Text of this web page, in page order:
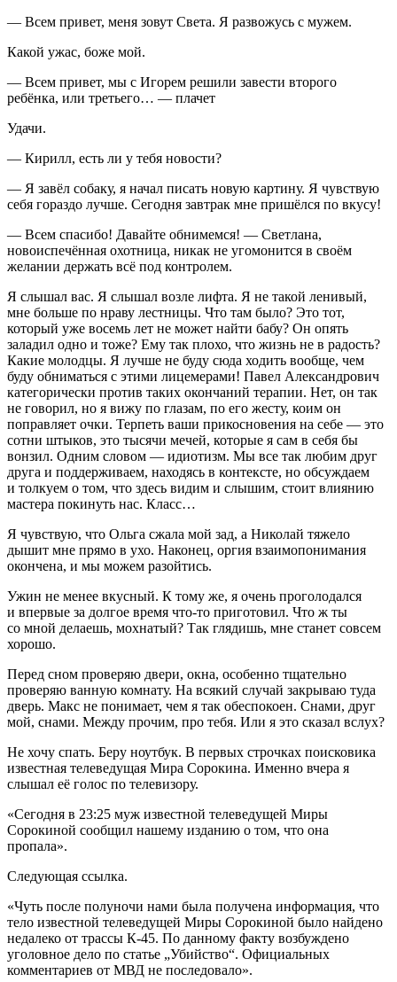
— Всем привет, меня зовут Света. Я развожусь с мужем.
Какой ужас, боже мой.
— Всем привет, мы с Игорем решили завести второго
ребёнка, или третьего… — плачет
Удачи.
— Кирилл, есть ли у тебя новости?
— Я завёл собаку, я начал писать новую картину. Я чувствую
себя гораздо лучше. Сегодня завтрак мне пришёлся по вкусу!
— Всем спасибо! Давайте обнимемся! — Светлана,
новоиспечённая охотница, никак не угомонится в своём
желании держать всё под контролем.
Я слышал вас. Я слышал возле лифта. Я не такой ленивый,
мне больше по нраву лестницы. Что там было? Это тот,
который уже восемь лет не может найти бабу? Он опять
заладил одно и тоже? Ему так плохо, что жизнь не в радость?
Какие молодцы. Я лучше не буду сюда ходить вообще, чем
буду обниматься с этими лицемерами! Павел Александрович
категорически против таких окончаний терапии. Нет, он так
не говорил, но я вижу по глазам, по его жесту, коим он
поправляет очки. Терпеть ваши прикосновения на себе — это
сотни штыков, это тысячи мечей, которые я сам в себя бы
вонзил. Одним словом — идиотизм. Мы все так любим друг
друга и поддерживаем, находясь в контексте, но обсуждаем
и толкуем о том, что здесь видим и слышим, стоит влиянию
мастера покинуть нас. Класс…
Я чувствую, что Ольга сжала мой зад, а Николай тяжело
дышит мне прямо в ухо. Наконец, оргия взаимопонимания
окончена, и мы можем разойтись.
Ужин не менее вкусный. К тому же, я очень проголодался
и впервые за долгое время что-то приготовил. Что ж ты
со мной делаешь, мохнатый? Так глядишь, мне станет совсем
хорошо.
Перед сном проверяю двери, окна, особенно тщательно
проверяю ванную комнату. На всякий случай закрываю туда
дверь. Макс не понимает, чем я так обеспокоен. Снами, друг
мой, снами. Между прочим, про тебя. Или я это сказал вслух?
Не хочу спать. Беру ноутбук. В первых строчках поисковика
известная телеведущая Мира Сорокина. Именно вчера я
слышал её голос по телевизору.
«Сегодня в 23:25 муж известной телеведущей Миры
Сорокиной сообщил нашему изданию о том, что она
пропала».
Следующая ссылка.
«Чуть после полуночи нами была получена информация, что
тело известной телеведущей Миры Сорокиной было найдено
недалеко от трассы К-45. По данному факту возбуждено
уголовное дело по статье „Убийство“. Официальных
комментариев от МВД не последовало».